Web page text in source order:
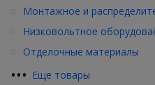
••• Еще товары
Монтажное и
Низковольтное
Отделочные материалы